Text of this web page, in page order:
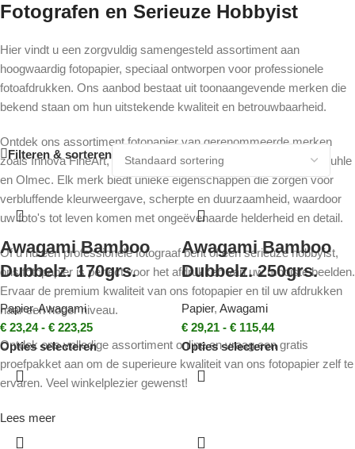
Fotografen en Serieuze Hobbyist
Hier vindt u een zorgvuldig samengesteld assortiment aan
hoogwaardig fotopapier, speciaal ontworpen voor professionele
fotoafdrukken. Ons aanbod bestaat uit toonaangevende merken die
bekend staan om hun uitstekende kwaliteit en betrouwbaarheid.
Ontdek ons assortiment fotopapier van gerenommeerde merken
zoals Innova FineArt, Hahnemuhle FineArt, Harman by Hahnemuhle
en Olmec. Elk merk biedt unieke eigenschappen die zorgen voor
verbluffende kleurweergave, scherpte en duurzaamheid, waardoor
uw foto's tot leven komen met ongeëvenaarde helderheid en detail.
Of u nu een professionele fotograaf bent of een serieuze hobbyist,
ons fotopapier is perfect voor het afdrukken van uw mooiste beelden.
Ervaar de premium kwaliteit van ons fotopapier en til uw afdrukken
naar een hoger niveau.
Ontdek ons volledige assortiment online en vraag een gratis
proefpakket aan om de superieure kwaliteit van ons fotopapier zelf te
ervaren. Veel winkelplezier gewenst!
Lees meer
Filteren & sorteren
Awagami Bamboo
Dubbelz. 170grs.
Papier,Awagami
€ 23,24 - € 223,25
Opties selecteren
Awagami Bamboo
Dubbelz. 250grs.
Papier, Awagami
€ 29,21 - € 115,44
Opties selecteren